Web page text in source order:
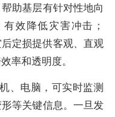
助基层有针对性地向
效降低灾害冲击；
定损提供客观、直观
率和透明度。
、电脑，可实时监测
等关键信息。一旦发